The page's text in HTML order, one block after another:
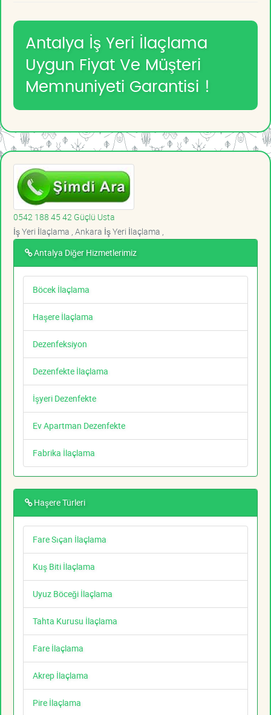
Antalya İş Yeri İlaçlama
Uygun Fiyat Ve Müşteri
Memnuniyeti Garantisi !
0542 188 45 42 Güçlü Usta
İş Yeri İlaçlama , Ankara İş Yeri İlaçlama ,
Antalya Diğer Hizmetlerimiz
Böcek İlaçlama
Haşere İlaçlama
Dezenfeksiyon
Dezenfekte İlaçlama
İşyeri Dezenfekte
Ev Apartman Dezenfekte
Fabrika İlaçlama
Haşere Türleri
Fare Sıçan İlaçlama
Kuş Biti İlaçlama
Uyuz Böceği İlaçlama
Tahta Kurusu İlaçlama
Fare İlaçlama
Akrep İlaçlama
Pire İlaçlama